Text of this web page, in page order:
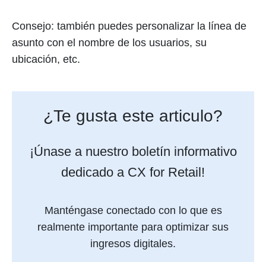
Consejo: también puedes personalizar la línea de
asunto con el nombre de los usuarios, su
ubicación, etc.
¿Te gusta este articulo?
¡Únase a nuestro boletín informativo
dedicado a CX for Retail!
Manténgase conectado con lo que es
realmente importante para optimizar sus
ingresos digitales.